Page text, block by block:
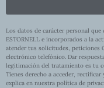
Los datos de carácter personal
ESTORNELL e incorporados a la
atender tus solicitudes, peticiones
electrónico telefónico. Dar
legitimación del tratamiento es tu
Tienes derecho a acceder,
explica en nuestra política de